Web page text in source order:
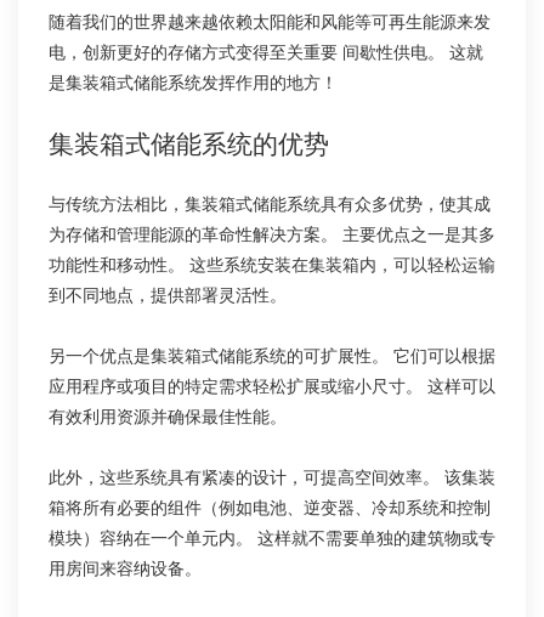
随着我们的世界越来越依赖太阳能和风能等可再生能源来发
电，创新更好的存储方式变得至关重要 间歇性供电。 这就
是集装箱式储能系统发挥作用的地方！
集装箱式储能系统的优势
与传统方法相比，集装箱式储能系统具有众多优势，使其成
为存储和管理能源的革命性解决方案。 主要优点之一是其多
功能性和移动性。 这些系统安装在集装箱内，可以轻松运输
到不同地点，提供部署灵活性。
另一个优点是集装箱式储能系统的可扩展性。 它们可以根据
应用程序或项目的特定需求轻松扩展或缩小尺寸。 这样可以
有效利用资源并确保最佳性能。
此外，这些系统具有紧凑的设计，可提高空间效率。 该集装
箱将所有必要的组件（例如电池、逆变器、冷却系统和控制
模块）容纳在一个单元内。 这样就不需要单独的建筑物或专
用房间来容纳设备。